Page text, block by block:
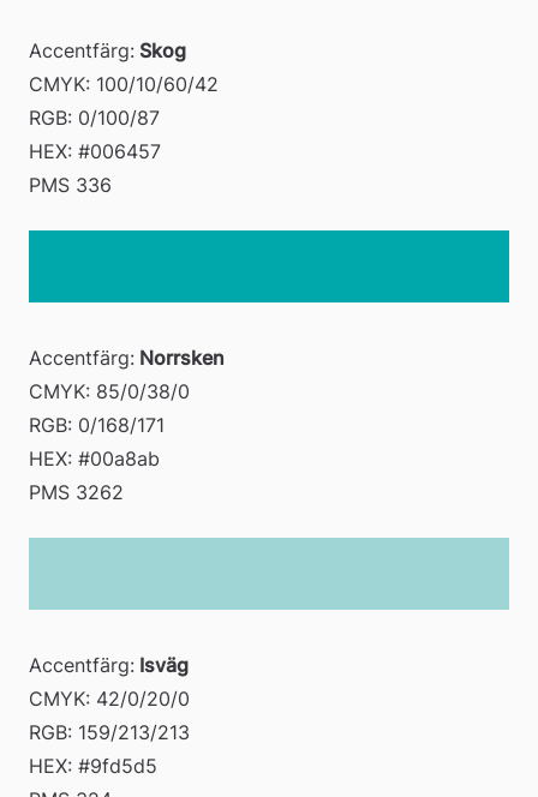
Accentfärg: Skog
CMYK: 100/10/60/42
RGB: 0/100/87
HEX: #006457
PMS 336
Accentfärg: Norrsken
CMYK: 85/0/38/0
RGB: 0/168/171
HEX: #00a8ab
PMS 3262
Accentfärg: Isväg
CMYK: 42/0/20/0
RGB: 159/213/213
HEX: #9fd5d5